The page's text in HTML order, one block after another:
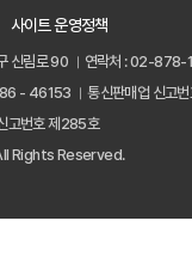
사이트 운영정책
신림로 90
연락처 : 02-878-
86 - 46153 통신판매업 신고
고번호 제285호
Rights Reserved.